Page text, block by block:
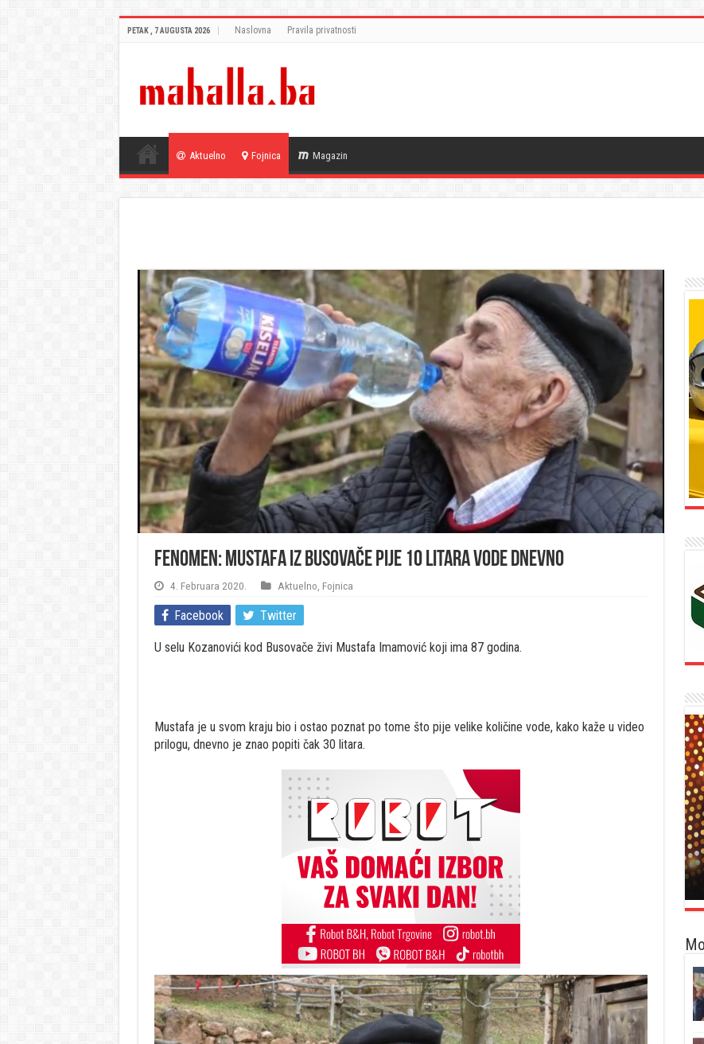
PETAK , 7 AUGUSTA 2026 Naslovna Pravila privatnosti
Aktuelno Fojnica Magazin
FENOMEN: Mustafa iz Busovače pije 10 litara vode dnevno
4. Februara 2020. Aktuelno Fojnica
Facebook Twitter
U selu Kozanovići kod Busovače živi Mustafa Imamović koji ima 87 godina.
Mustafa je u svom kraju bio i ostao poznat po tome što pije velike količine vode, kako kaže u video
prilogu, dnevno je znao popiti čak 30 litara.